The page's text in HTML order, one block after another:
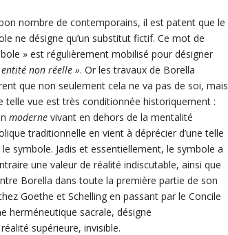
nombre de contemporains, il est patent que le
ne désigne qu’un substitut fictif. Ce mot de
» est régulièrement mobilisé pour désigner
non réelle ». Or les travaux de Borella
que non seulement cela ne va pas de soi, mais
telle vue est très conditionnée historiquement :
moderne vivant en dehors de la mentalité
traditionnelle en vient à déprécier d’une telle
symbole. Jadis et essentiellement, le symbole a
une valeur de réalité indiscutable, ainsi que
Borella dans toute la première partie de son
Goethe et Schelling en passant par le Concile
herméneutique sacrale, désigne
supérieure, invisible.